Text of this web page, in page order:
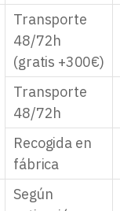
Transporte
48/72h
(gratis +300€)
Transporte
48/72h
Recogida en
fábrica
Según